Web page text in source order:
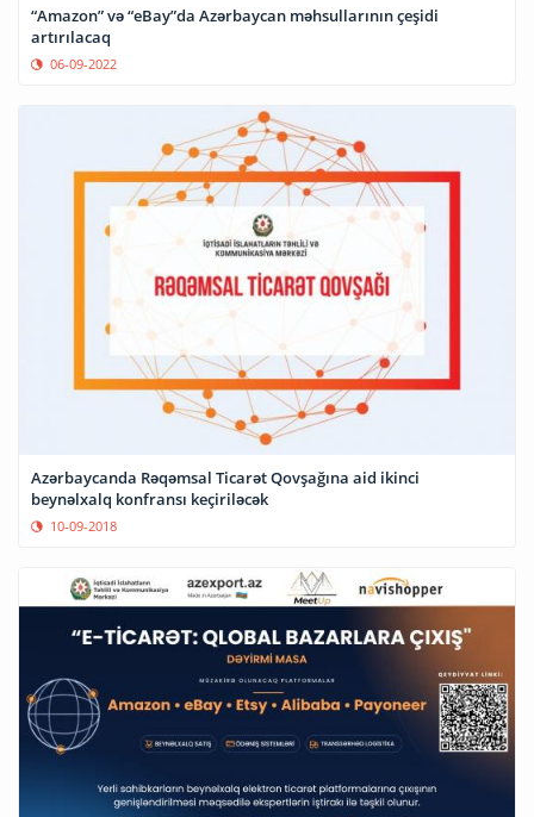
“Amazon” və “eBay”da Azərbaycan məhsullarının çeşidi
artırılacaq
06-09-2022
Azərbaycanda Rəqəmsal Ticarət Qovşağına aid ikinci
beynəlxalq konfransı keçiriləcək
10-09-2018